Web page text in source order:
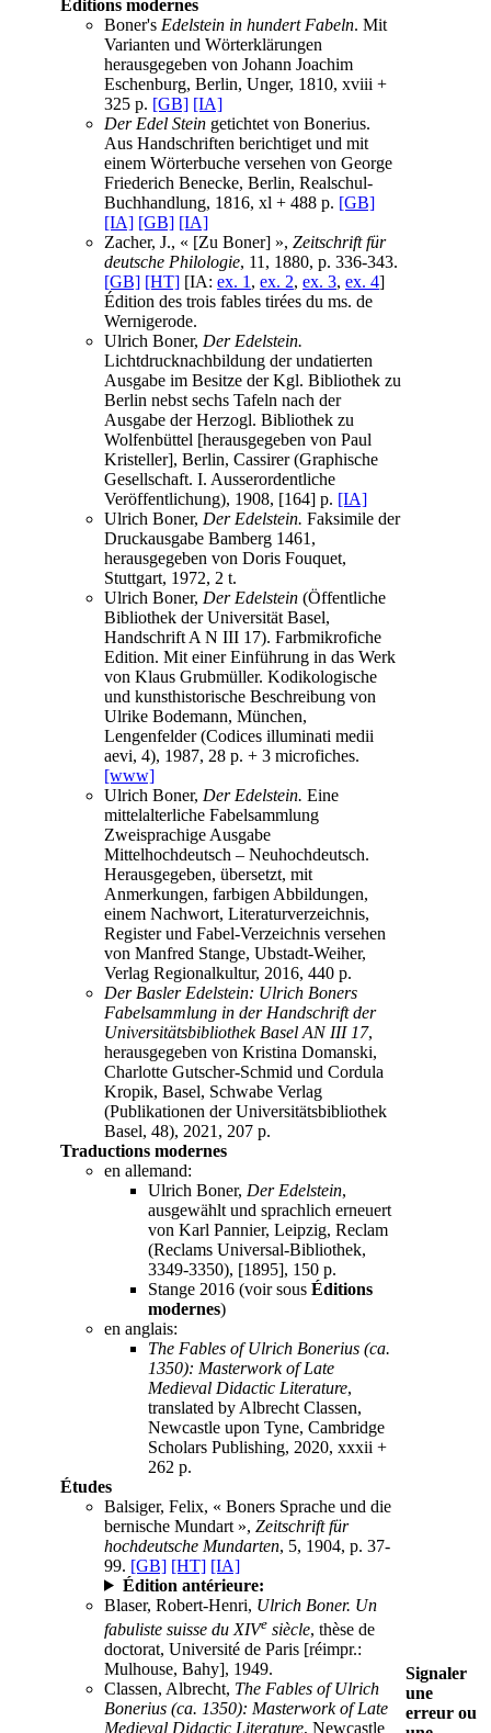
Éditions modernes
Boner's Edelstein in hundert Fabeln. Mit
Varianten und Wörterklärungen
herausgegeben von Johann Joachim
Eschenburg, Berlin, Unger, 1810, xviii +
325 p. [GB] [IA]
Der Edel Stein getichtet von Bonerius.
Aus Handschriften berichtiget und mit
einem Wörterbuche versehen von George
Friederich Benecke, Berlin, Realschul-
Buchhandlung, 1816, xl + 488 p. [GB]
[IA] [GB] [IA]
Zacher, J., « [Zu Boner] », Zeitschrift für
deutsche Philologie, 11, 1880, p. 336-343.
[GB] [HT] [IA: ex. 1 , ex. 2, ex. 3, ex. 4]
Édition des trois fables tirées du ms. de
Wernigerode.
Ulrich Boner, Der Edelstein.
Lichtdrucknachbildung der undatierten
Ausgabe im Besitze der Kgl. Bibliothek zu
Berlin nebst sechs Tafeln nach der
Ausgabe der Herzogl. Bibliothek zu
Wolfenbüttel [herausgegeben von Paul
Kristeller], Berlin, Cassirer (Graphische
Gesellschaft. I. Ausserordentliche
Veröffentlichung), 1908, [164] p. [IA]
Ulrich Boner, Der Edelstein. Faksimile der
Druckausgabe Bamberg 1461,
herausgegeben von Doris Fouquet,
Stuttgart, 1972, 2 t.
Ulrich Boner, Der Edelstein (Öffentliche
Bibliothek der Universität Basel,
Handschrift A N III 17). Farbmikrofiche
Edition. Mit einer Einführung in das Werk
von Klaus Grubmüller. Kodikologische
und kunsthistorische Beschreibung von
Ulrike Bodemann, München,
Lengenfelder (Codices illuminati medii
aevi, 4), 1987, 28 p. + 3 microfiches.
[www]
Ulrich Boner, Der Edelstein. Eine
mittelalterliche Fabelsammlung
Zweisprachige Ausgabe
Mittelhochdeutsch – Neuhochdeutsch.
Herausgegeben, übersetzt, mit
Anmerkungen, farbigen Abbildungen,
einem Nachwort, Literaturverzeichnis,
Register und Fabel-Verzeichnis versehen
von Manfred Stange, Ubstadt-Weiher,
Verlag Regionalkultur, 2016, 440 p.
Der Basler Edelstein: Ulrich Boners
Fabelsammlung in der Handschrift der
Universitätsbibliothek Basel AN III 17,
herausgegeben von Kristina Domanski,
Charlotte Gutscher-Schmid und Cordula
Kropik, Basel, Schwabe Verlag
(Publikationen der Universitätsbibliothek
Basel, 48), 2021, 207 p.
Traductions modernes
en allemand:
Ulrich Boner, Der Edelstein,
ausgewählt und sprachlich erneuert
von Karl Pannier, Leipzig, Reclam
(Reclams Universal-Bibliothek,
3349-3350), [1895], 150 p.
Stange 2016 (voir sous Éditions
modernes)
en anglais:
The Fables of Ulrich Bonerius (ca.
1350): Masterwork of Late
Medieval Didactic Literature,
translated by Albrecht Classen,
Newcastle upon Tyne, Cambridge
Scholars Publishing, 2020, xxxii +
262 p.
Études
Balsiger, Felix, « Boners Sprache und die
bernische Mundart », Zeitschrift für
hochdeutsche Mundarten, 5, 1904, p. 37-
99. [GB] [HT] [IA]
Édition antérieure:
Blaser, Robert-Henri, Ulrich Boner. Un
fabuliste suisse du XIVe siècle, thèse de
doctorat, Université de Paris [réimpr.:
Mulhouse, Bahy], 1949.
Classen, Albrecht, The Fables of Ulrich
Bonerius (ca. 1350): Masterwork of Late
Medieval Didactic Literature, Newcastle
Signaler
une
erreur ou